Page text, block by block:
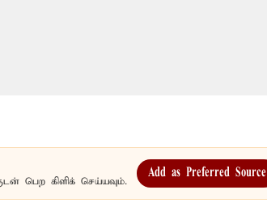
பெற கிளிக் செய்யவும்.
Add as Preferred Source